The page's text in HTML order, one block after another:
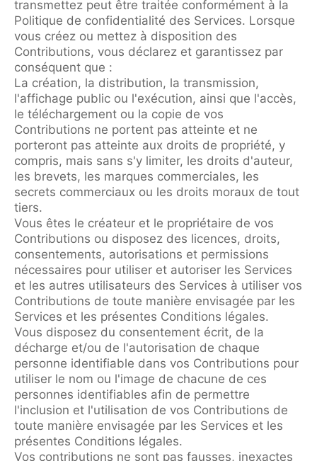
transmettez peut être traitée conformément à la
Politique de confidentialité des Services. Lorsque
vous créez ou mettez à disposition des
Contributions, vous déclarez et garantissez par
conséquent que :
La création, la distribution, la transmission,
l'affichage public ou l'exécution, ainsi que l'accès,
le téléchargement ou la copie de vos
Contributions ne portent pas atteinte et ne
porteront pas atteinte aux droits de propriété, y
compris, mais sans s'y limiter, les droits d'auteur,
les brevets, les marques commerciales, les
secrets commerciaux ou les droits moraux de tout
tiers.
Vous êtes le créateur et le propriétaire de vos
Contributions ou disposez des licences, droits,
consentements, autorisations et permissions
nécessaires pour utiliser et autoriser les Services
et les autres utilisateurs des Services à utiliser vos
Contributions de toute manière envisagée par les
Services et les présentes Conditions légales.
Vous disposez du consentement écrit, de la
décharge et/ou de l'autorisation de chaque
personne identifiable dans vos Contributions pour
utiliser le nom ou l'image de chacune de ces
personnes identifiables afin de permettre
l'inclusion et l'utilisation de vos Contributions de
toute manière envisagée par les Services et les
présentes Conditions légales.
Vos contributions ne sont pas fausses, inexactes